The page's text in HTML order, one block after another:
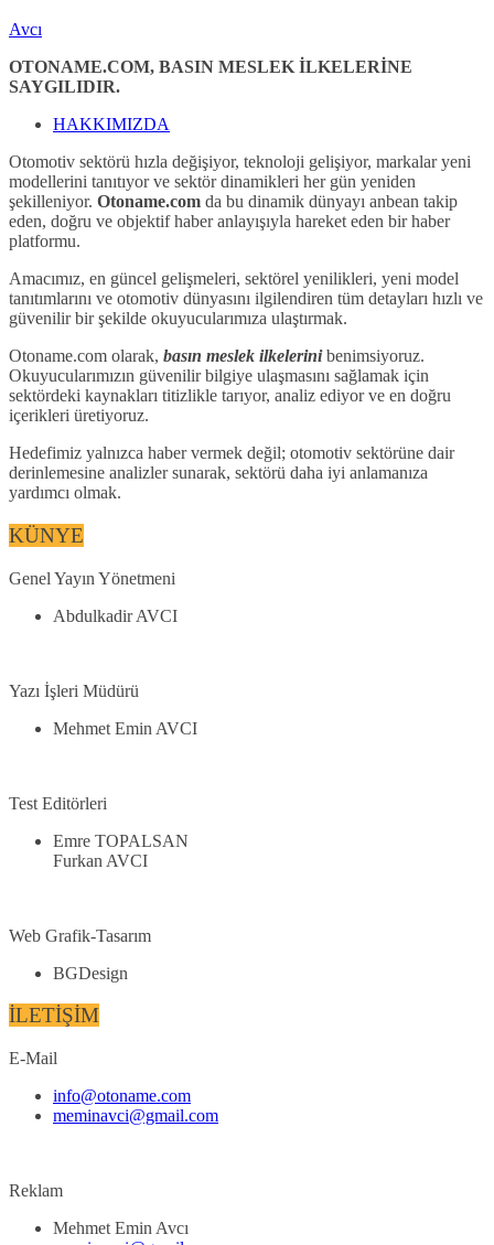
Avcı
OTONAME.COM, BASIN MESLEK İLKELERİNE
SAYGILIDIR.
HAKKIMIZDA
Otomotiv sektörü hızla değişiyor, teknoloji gelişiyor, markalar yeni
modellerini tanıtıyor ve sektör dinamikleri her gün yeniden
şekilleniyor. Otoname.com da bu dinamik dünyayı anbean takip
eden, doğru ve objektif haber anlayışıyla hareket eden bir haber
platformu.
Amacımız, en güncel gelişmeleri, sektörel yenilikleri, yeni model
tanıtımlarını ve otomotiv dünyasını ilgilendiren tüm detayları hızlı ve
güvenilir bir şekilde okuyucularımıza ulaştırmak.
Otoname.com olarak, basın meslek ilkelerinibenimsiyoruz.
Okuyucularımızın güvenilir bilgiye ulaşmasını sağlamak için
sektördeki kaynakları titizlikle tarıyor, analiz ediyor ve en doğru
içerikleri üretiyoruz.
Hedefimiz yalnızca haber vermek değil; otomotiv sektörüne dair
derinlemesine analizler sunarak, sektörü daha iyi anlamanıza
yardımcı olmak.
KÜNYE
Genel Yayın Yönetmeni
Abdulkadir AVCI
Yazı İşleri Müdürü
Mehmet Emin AVCI
Test Editörleri
Emre TOPALSAN
Furkan AVCI
Web Grafik-Tasarım
BGDesign
İLETİŞİM
E-Mail
info@otoname.com
meminavci@gmail.com
Reklam
Mehmet Emin Avcı